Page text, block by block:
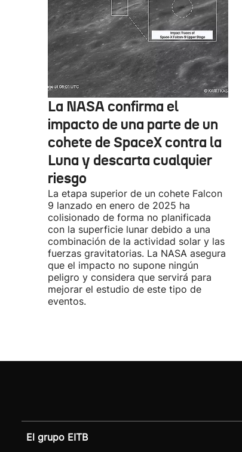
La NASA confirma el
impacto de una parte de un
cohete de SpaceX contra la
Luna y descarta cualquier
riesgo
La etapa superior de un cohete Falcon
9 lanzado en enero de 2025 ha
colisionado de forma no planificada
con la superficie lunar debido a una
combinación de la actividad solar y las
fuerzas gravitatorias. La NASA asegura
que el impacto no supone ningún
peligro y considera que servirá para
mejorar el estudio de este tipo de
eventos.
El grupo EITB